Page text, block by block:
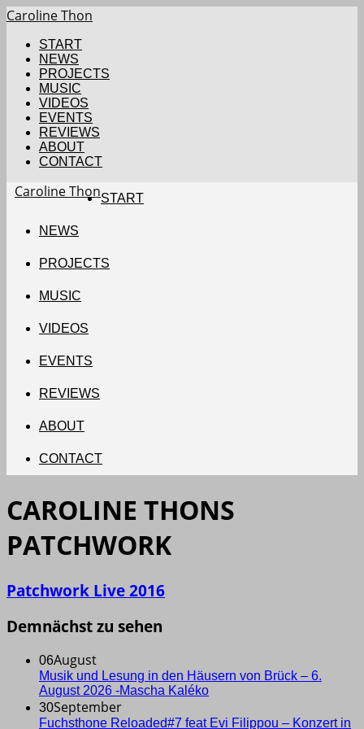
Caroline Thon
START
NEWS
PROJECTS
MUSIC
VIDEOS
EVENTS
REVIEWS
ABOUT
CONTACT
Caroline ThonSTART
NEWS
PROJECTS
MUSIC
VIDEOS
EVENTS
REVIEWS
ABOUT
CONTACT
CAROLINE THONS
PATCHWORK
Patchwork Live 2016
Demnächst zu sehen
06August
Musik und Lesung in den Häusern von Brück – 6.
August 2026 -Mascha Kaléko
30September
Fuchsthone Reloaded#7 feat Evi Filippou – Konzert in